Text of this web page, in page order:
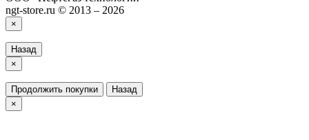
ngt-store.ru © 2013 – 2026
×
Назад
×
Продолжить покупки
Назад
×